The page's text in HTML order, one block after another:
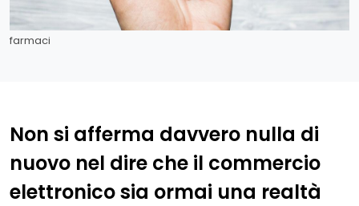
farmaci
Non si afferma davvero nulla di
nuovo nel dire che il commercio
elettronico sia ormai una realtà